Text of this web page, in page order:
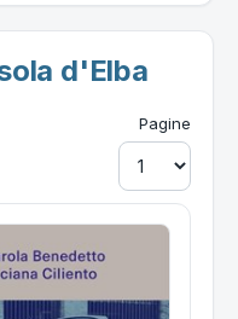
d'Elba
Pagine